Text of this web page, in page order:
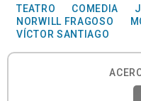
TEATRO COMEDIA
NORWILL FRAGOSO
VÍCTOR SANTIAGO